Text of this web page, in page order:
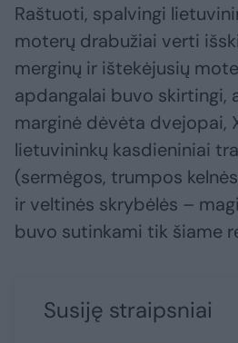
Raštuoti, spalvingi
moterų drabužiai verti
merginų ir ištekėjusių
apdangalai buvo skirtingi,
marginė dėvėta dvejopai,
lietuvininkų kasdieniniai
(sermėgos, trumpos
ir veltinės skrybėlės –
buvo sutinkami tik šiame
Susiję straipsniai